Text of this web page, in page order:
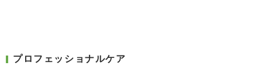
プロフェッショナルケア